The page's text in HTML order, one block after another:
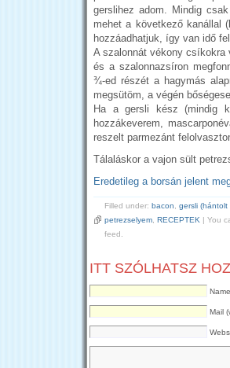
gerslihez adom. Mindig
mehet a következő kanállal
hozzáadhatjuk, így van idő
A szalonnát vékony csíkokra
és a szalonnazsíron
¾-ed részét a hagymás
megsütöm, a végén
Ha a gersli kész (mindig
hozzákeverem,
reszelt parmezánt
Tálaláskor a vajon sült
Eredetileg a borsán jelent
Filled under: bacon gersli (hántolt
petrezselyem RECEPTEK | You
feed.
ITT SZÓLHATSZ
Mail